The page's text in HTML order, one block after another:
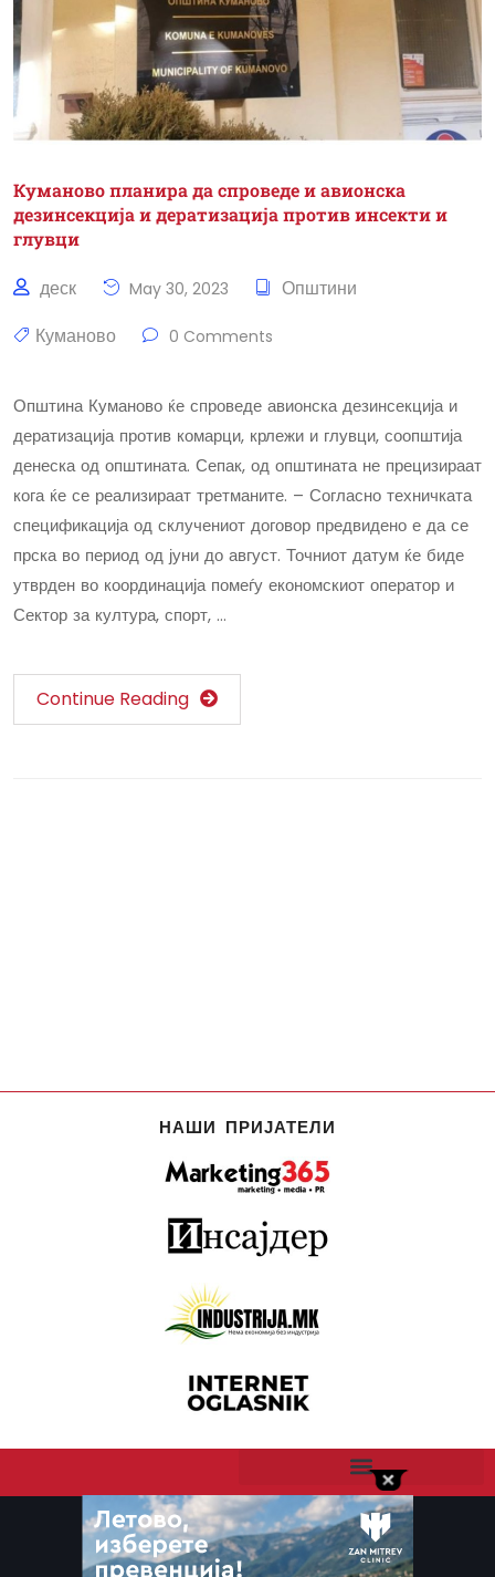
Куманово планира да спроведе и авионска
дезинсекција и дератизација против инсекти и
глувци
деск May 30, 2023
Општини
Куманово
0 Comments
Општина Куманово ќе спроведе авионска дезинсекција и
дератизација против комарци, крлежи и глувци, соопштија
денеска од општината. Сепак, од општината не прецизираат
кога ќе се реализираат третманите. – Согласно техничката
спецификација од склучениот договор предвидено е да се
прска во период од јуни до август. Точниот датум ќе биде
утврден во координација помеѓу економскиот оператор и
Сектор за култура, спорт, …
Continue Reading
НАШИ ПРИЈАТЕЛИ